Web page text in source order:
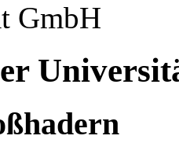
GmbH